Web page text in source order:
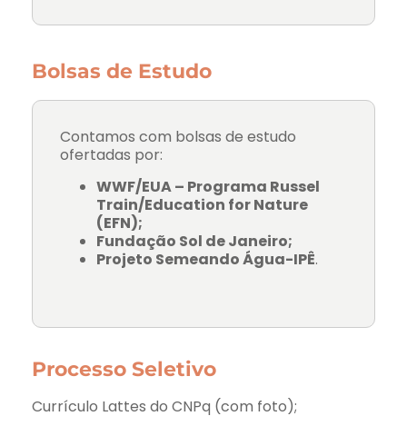
Bolsas de Estudo
Contamos com bolsas de estudo
ofertadas por:
WWF/EUA – Programa Russel
Train/Education for Nature
(EFN);
Fundação Sol de Janeiro;
Projeto Semeando Água-IPÊ.
Processo Seletivo
Currículo Lattes do CNPq (com foto);